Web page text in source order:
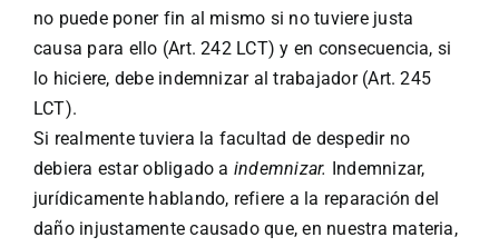
no puede poner fin al mismo si no tuviere justa
causa para ello (Art. 242 LCT) y en consecuencia, si
lo hiciere, debe indemnizar al trabajador (Art. 245
LCT).
Si realmente tuviera la facultad de despedir no
debiera estar obligado a indemnizar. Indemnizar,
jurídicamente hablando, refiere a la reparación del
daño injustamente causado que, en nuestra materia,